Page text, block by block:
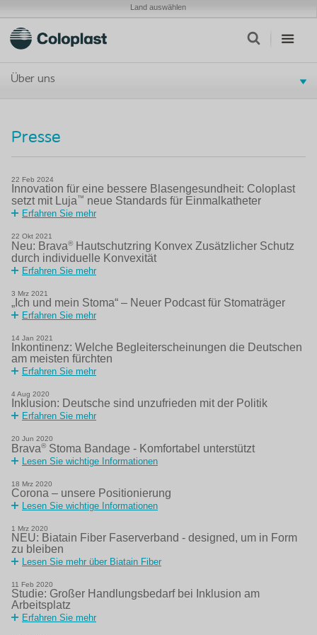
Land auswählen
Über uns
Presse
22 Feb 2024
Innovation für eine bessere Blasengesundheit: Coloplast
setzt mit Luja™ neue Standards für Einmalkatheter
Erfahren Sie mehr
22 Okt 2021
Neu: Brava®
Hautschutzring Konvex Zusätzlicher Schutz
durch individuelle Konvexität
Erfahren Sie mehr
3 Mrz 2021
„Ich und mein Stoma“ – Neuer Podcast für Stomaträger
Erfahren Sie mehr
14 Jan 2021
Inkontinenz: Welche Begleiterscheinungen die Deutschen
am meisten fürchten
Erfahren Sie mehr
4 Aug 2020
Inklusion: Deutsche sind unzufrieden mit der Politik
Erfahren Sie mehr
20 Jun 2020
Brava® Stoma Bandage - Komfortabel unterstützt
Lesen Sie wichtige Informationen
18 Mrz 2020
Corona – unsere Positionierung
Lesen Sie wichtige Informationen
1 Mrz 2020
NEU: Biatain Fiber Faserverband - designed, um in Form
zu bleiben
Lesen Sie mehr über Biatain Fiber
11 Feb 2020
Studie: Großer Handlungsbedarf bei Inklusion am
Arbeitsplatz
Erfahren Sie mehr